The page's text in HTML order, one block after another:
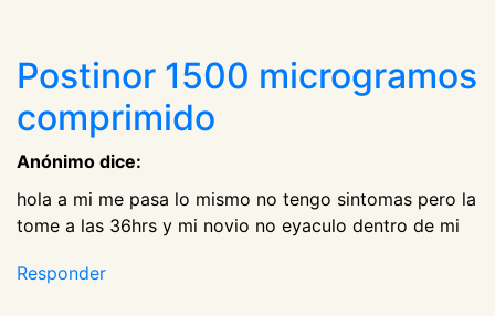
Postinor 1500 microgramos
comprimido
Anónimo dice:
hola a mi me pasa lo mismo no tengo sintomas pero la
tome a las 36hrs y mi novio no eyaculo dentro de mi
Responder